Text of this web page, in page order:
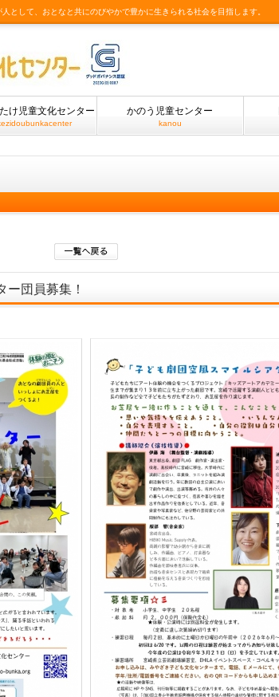
として、おとなと共にのびやかで豊かに生きられる社会を目指します。
け児童文化センター かのう児童センター
kanou
団員募集！